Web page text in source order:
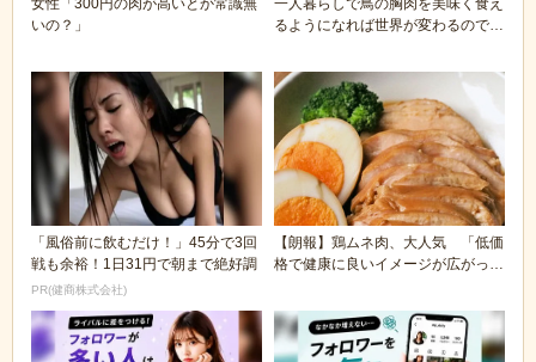
女性「300円の肉が高いとか常識無
いの？」
一人暮らしで鳥の胸肉を美味く食え
るようになれば世界が変わるのでは
「風俗前に飲むだけ！」45分で3回
戦も余裕！1日31円で朝まで絶好調
PR(健商株式会社)
【朗報】鶏ムネ肉、大人気 「低価
格で健康に良いイメージが広がって